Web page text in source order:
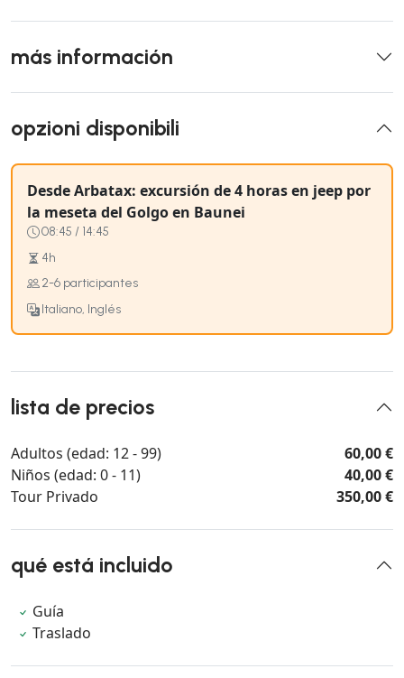
más información
opzioni disponibili
Desde Arbatax: excursión de 4 horas en jeep por
la meseta del Golgo en Baunei
08:45 / 14:45
4h
2-6 participantes
Italiano, Inglés
lista de precios
Adultos (edad: 12 - 99)
60,00 €
Niños (edad: 0 - 11)
40,00 €
Tour Privado
350,00 €
qué está incluido
Guía
Traslado